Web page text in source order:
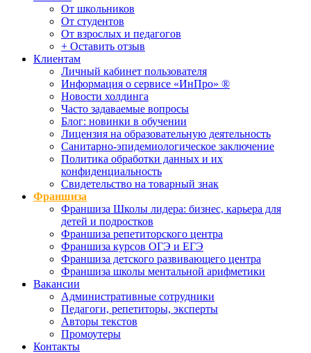
От школьников
От студентов
От взрослых и педагогов
+ Оставить отзыв
Клиентам
Личный кабинет пользователя
Информация о сервисе «ИнПро» ®
Новости холдинга
Часто задаваемые вопросы
Блог: новинки в обучении
Лицензия на образовательную деятельность
Санитарно-эпидемиологическое заключение
Политика обработки данных и их
конфиденциальность
Свидетельство на товарный знак
Франшиза
Франшиза Школы лидера: бизнес, карьера для
детей и подростков
Франшиза репетиторского центра
Франшиза курсов ОГЭ и ЕГЭ
Франшиза детского развивающего центра
Франшиза школы ментальной арифметики
Вакансии
Административные сотрудники
Педагоги, репетиторы, эксперты
Авторы текстов
Промоутеры
Контакты